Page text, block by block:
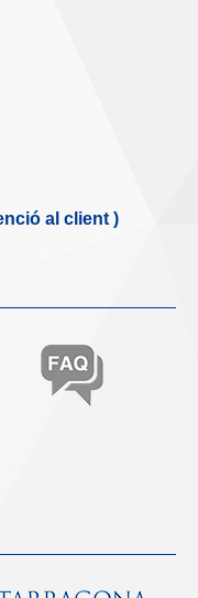
al client )